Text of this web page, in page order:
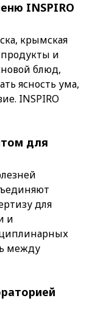
INSPIRO
крымская
и
блюд,
ясность ума,
INSPIRO
для
для
и
между